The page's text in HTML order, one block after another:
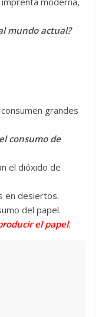
mundo actual?
grandes
consumo de
el dióxido de
en desiertos.
del papel.
el papel.